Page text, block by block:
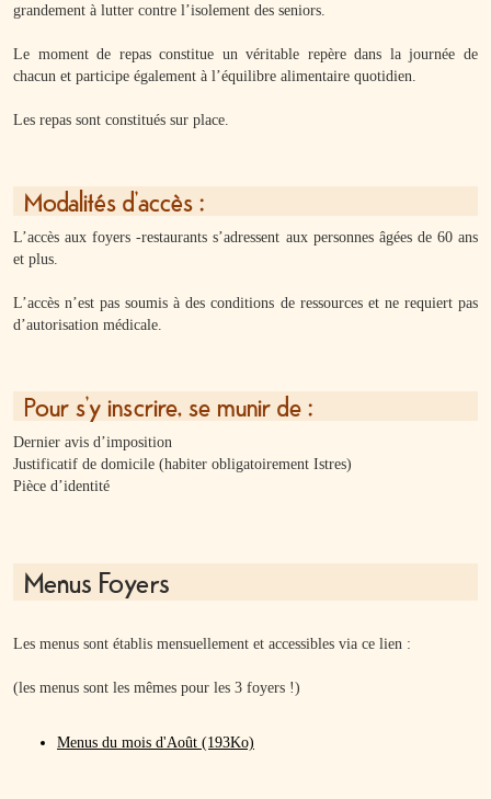
grandement à lutter contre l’isolement des seniors.
Le moment de repas constitue un véritable repère dans la journée de
chacun et participe également à l’équilibre alimentaire quotidien.
Les repas sont constitués sur place.
Modalités d’accès :
L’accès aux foyers -restaurants s’adressent aux personnes âgées de 60 ans
et plus.
L’accès n’est pas soumis à des conditions de ressources et ne requiert pas
d’autorisation médicale.
Pour s’y inscrire, se munir de :
Dernier avis d’imposition
Justificatif de domicile (habiter obligatoirement Istres)
Pièce d’identité
Menus Foyers
Les menus sont établis mensuellement et accessibles via ce lien :
(les menus sont les mêmes pour les 3 foyers !)
Menus du mois d'Août (193Ko)